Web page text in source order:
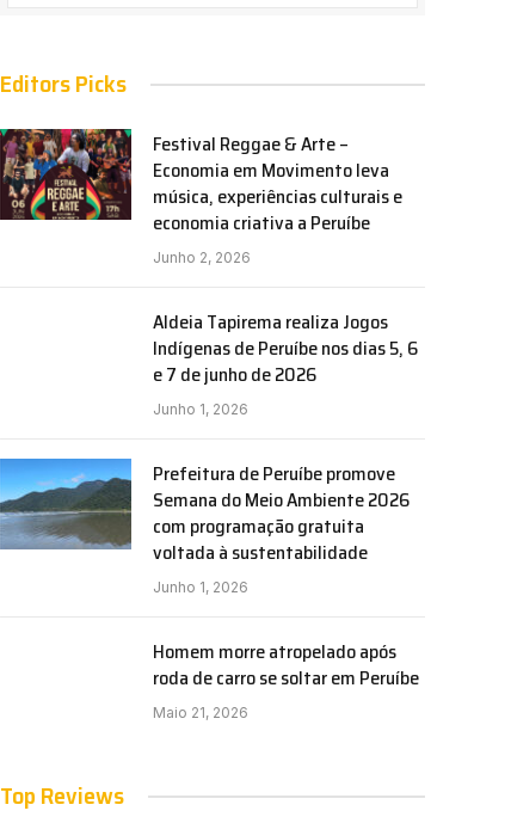
Editors Picks
Festival Reggae & Arte –
Economia em Movimento leva
música, experiências culturais e
economia criativa a Peruíbe
Junho 2, 2026
Aldeia Tapirema realiza Jogos
Indígenas de Peruíbe nos dias 5, 6
e 7 de junho de 2026
Junho 1, 2026
Prefeitura de Peruíbe promove
Semana do Meio Ambiente 2026
com programação gratuita
voltada à sustentabilidade
Junho 1, 2026
Homem morre atropelado após
roda de carro se soltar em Peruíbe
Maio 21, 2026
Top Reviews